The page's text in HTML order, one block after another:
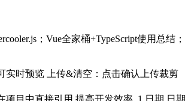
；Vue全家桶+TypeScript使用总结；
实时预览 上传&清空：点击确认上传裁剪
项目中直接引用,提高开发效率. 1.日期 日期